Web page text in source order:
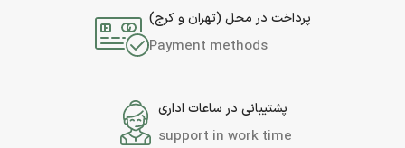
پرداخت در محل (تهران و کرج)
Payment methods
پشتیبانی در ساعات اداری
support in work time